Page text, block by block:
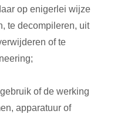
op enigerlei wijze
te decompileren, uit
of te
of de werking
apparatuur of